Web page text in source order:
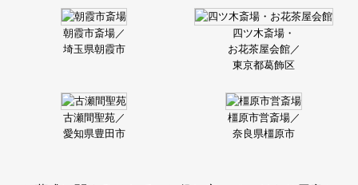
朝霞市斎場／
埼玉県朝霞市
四ツ木斎場・
お花茶屋会館／
東京都葛飾区
古瀬間聖苑／
愛知県豊田市
橿原市営斎場／
奈良県橿原市